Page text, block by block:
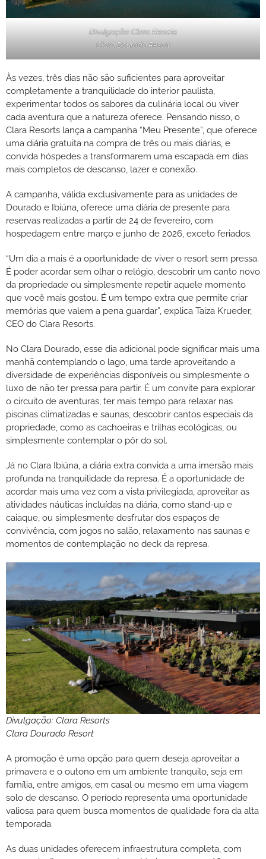
Divulgação: Clara Resorts
Clara Dourado Resort
Às vezes, três dias não são suficientes para aproveitar
completamente a tranquilidade do interior paulista,
experimentar todos os sabores da culinária local ou viver
cada aventura que a natureza oferece. Pensando nisso, o
Clara Resorts lança a campanha “Meu Presente”, que oferece
uma diária gratuita na compra de três ou mais diárias, e
convida hóspedes a transformarem uma escapada em dias
mais completos de descanso, lazer e conexão.
A campanha, válida exclusivamente para as unidades de
Dourado e Ibiúna, oferece uma diária de presente para
reservas realizadas a partir de 24 de fevereiro, com
hospedagem entre março e junho de 2026, exceto feriados.
“Um dia a mais é a oportunidade de viver o resort sem pressa.
É poder acordar sem olhar o relógio, descobrir um canto novo
da propriedade ou simplesmente repetir aquele momento
que você mais gostou. É um tempo extra que permite criar
memórias que valem a pena guardar”, explica Taiza Krueder,
CEO do Clara Resorts.
No Clara Dourado, esse dia adicional pode significar mais uma
manhã contemplando o lago, uma tarde aproveitando a
diversidade de experiências disponíveis ou simplesmente o
luxo de não ter pressa para partir. É um convite para explorar
o circuito de aventuras, ter mais tempo para relaxar nas
piscinas climatizadas e saunas, descobrir cantos especiais da
propriedade, como as cachoeiras e trilhas ecológicas, ou
simplesmente contemplar o pôr do sol.
Já no Clara Ibiúna, a diária extra convida a uma imersão mais
profunda na tranquilidade da represa. É a oportunidade de
acordar mais uma vez com a vista privilegiada, aproveitar as
atividades náuticas incluídas na diária, como stand-up e
caiaque, ou simplesmente desfrutar dos espaços de
convivência, com jogos no salão, relaxamento nas saunas e
momentos de contemplação no deck da represa.
Divulgação: Clara Resorts
Clara Dourado Resort
A promoção é uma opção para quem deseja aproveitar a
primavera e o outono em um ambiente tranquilo, seja em
família, entre amigos, em casal ou mesmo em uma viagem
solo de descanso. O período representa uma oportunidade
valiosa para quem busca momentos de qualidade fora da alta
temporada.
As duas unidades oferecem infraestrutura completa, com